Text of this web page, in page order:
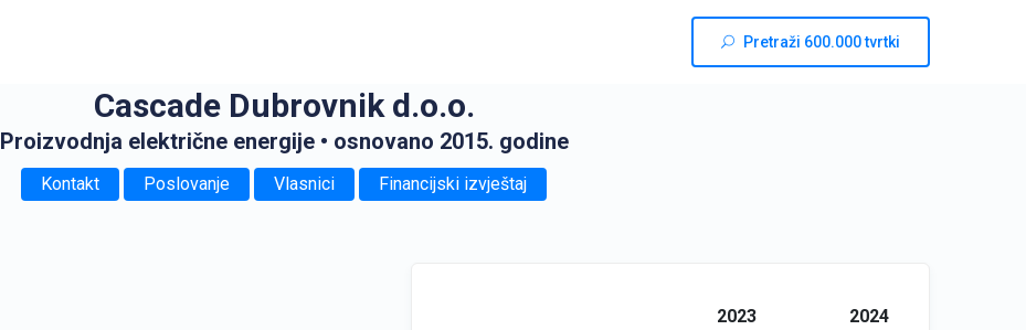
Pretraži 600.000 tvrtki
Cascade Dubrovnik d.o.o.
Proizvodnja električne energije • osnovano 2015. godine
Kontakt Poslovanje Vlasnici Financijski izvještaj
2023
2024